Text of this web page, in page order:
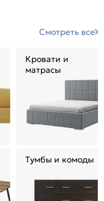
Смотреть все
Кровати и
матрасы
Тумбы и комоды